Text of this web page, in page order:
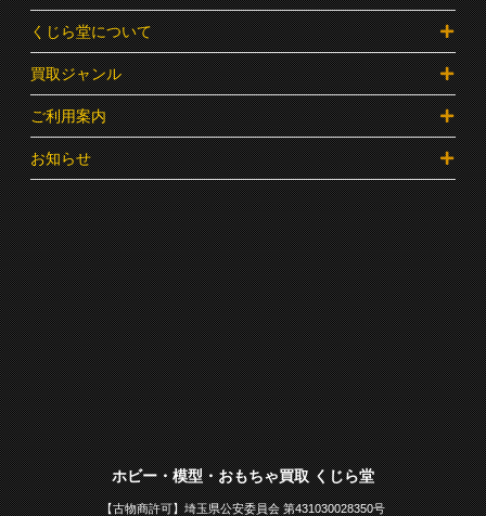
くじら堂について
買取ジャンル
ご利用案内
お知らせ
ホビー・模型・おもちゃ買取 くじら堂
【古物商許可】埼玉県公安委員会 第431030028350号